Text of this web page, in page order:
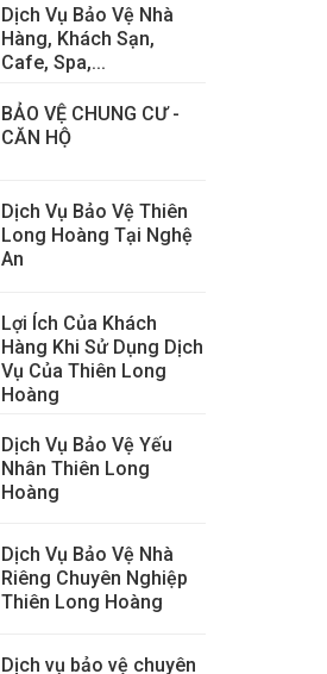
Dịch Vụ Bảo Vệ Nhà
Hàng, Khách Sạn,
Cafe, Spa,...
BẢO VỆ CHUNG CƯ -
CĂN HỘ
Dịch Vụ Bảo Vệ Thiên
Long Hoàng Tại Nghệ
An
Lợi Ích Của Khách
Hàng Khi Sử Dụng Dịch
Vụ Của Thiên Long
Hoàng
Dịch Vụ Bảo Vệ Yếu
Nhân Thiên Long
Hoàng
Dịch Vụ Bảo Vệ Nhà
Riêng Chuyên Nghiệp
Thiên Long Hoàng
Dịch vụ bảo vệ chuyên